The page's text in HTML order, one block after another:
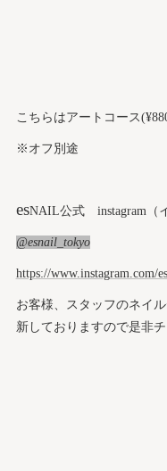
こちらはアートコース
※オフ別途
esNAIL公式 instagram（
@esnail_tokyo
https://www.instagram.com/
お客様、スタッフのネイ
新しておりますので是非